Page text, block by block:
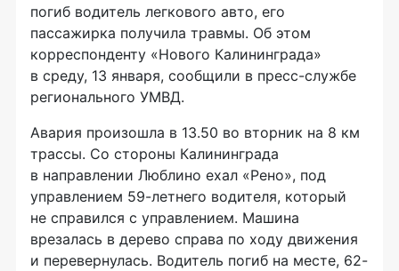
погиб водитель легкового авто, его
пассажирка получила травмы. Об этом
корреспонденту «Нового Калининграда»
в среду, 13 января, сообщили в пресс-службе
регионального УМВД.
Авария произошла в 13.50 во вторник на 8 км
трассы. Со стороны Калининграда
в направлении Люблино ехал «Рено», под
управлением 59-летнего водителя, который
не справился с управлением. Машина
врезалась в дерево справа по ходу движения
и перевернулась. Водитель погиб на месте, 62-